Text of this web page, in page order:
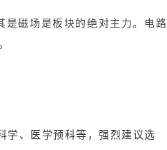
磁场是板块的绝对主力。电路
学、医学预科等，强烈建议选